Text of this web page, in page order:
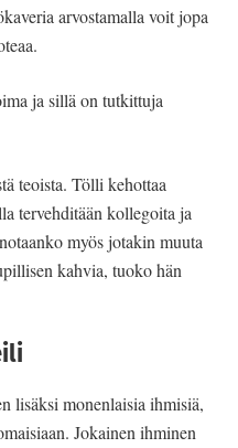
arvostamalla voit jopa
ja sillä on tutkittuja
teoista. Tölli kehottaa
tervehditään kollegoita ja
myös jotakin muuta
kahvia, tuoko hän
lisäksi monenlaisia ihmisiä,
Jokainen ihminen